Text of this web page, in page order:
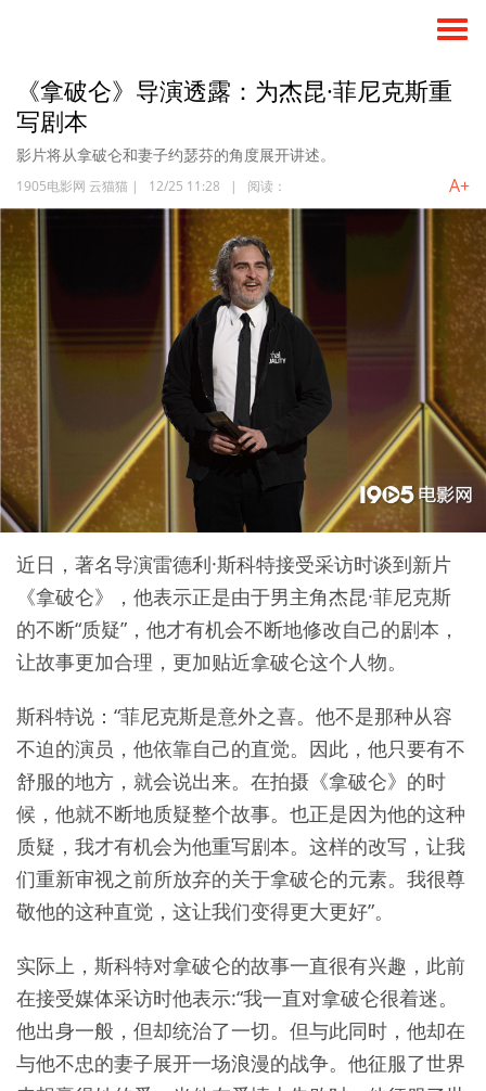
《拿破仑》导演透露：为杰昆·菲尼克斯重
写剧本
影片将从拿破仑和妻子约瑟芬的角度展开讲述。
1905电影网 云猫猫 | 12/25 11:28 | 阅读： A+
近日，著名导演雷德利·斯科特接受采访时谈到新片
《拿破仑》，他表示正是由于男主角杰昆·菲尼克斯
的不断“质疑”，他才有机会不断地修改自己的剧本，
让故事更加合理，更加贴近拿破仑这个人物。
斯科特说：“菲尼克斯是意外之喜。他不是那种从容
不迫的演员，他依靠自己的直觉。因此，他只要有不
舒服的地方，就会说出来。在拍摄《拿破仑》的时
候，他就不断地质疑整个故事。也正是因为他的这种
质疑，我才有机会为他重写剧本。这样的改写，让我
们重新审视之前所放弃的关于拿破仑的元素。我很尊
敬他的这种直觉，这让我们变得更大更好”。
实际上，斯科特对拿破仑的故事一直很有兴趣，此前
在接受媒体采访时他表示:“我一直对拿破仑很着迷。
他出身一般，但却统治了一切。但与此同时，他却在
与他不忠的妻子展开一场浪漫的战争。他征服了世界